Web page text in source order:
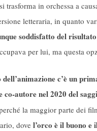
trasforma in orchessa a
letteraria, in quanto
soddisfatto del
per lui, ma questa
c’è un
autore nel 2020 del
la maggior parte dei
dove l’orco è il buono